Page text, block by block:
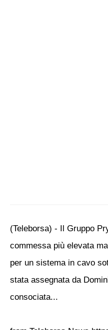
(Teleborsa) - Il Gruppo
commessa più elevata
per un sistema in cavo
stata assegnata da
consociata...